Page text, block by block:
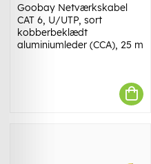
Goobay Netværkskabel
CAT 6, U/UTP, sort
kobberbeklædt
aluminiumleder (CCA), 25 m